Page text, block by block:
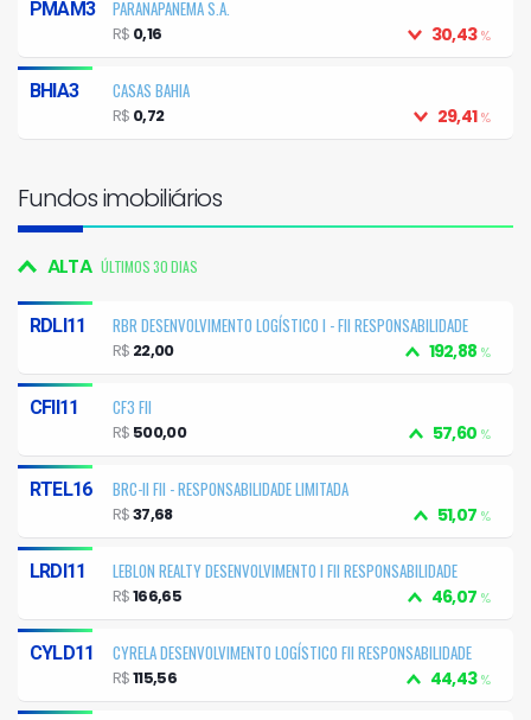
PMAM3
PARANAPANEMA S.A.
30,43%
R$ 0,16
BHIA3
CASAS BAHIA
29,41%
R$ 0,72
Fundos imobiliários
ALTA ÚLTIMOS 30 DIAS
RDLI11
RBR DESENVOLVIMENTO LOGÍSTICO I - FII RESPONSABILIDADE
LIMITADA
192,88 %
R$ 22,00
CFII11
CF3 FII
57,60 %
R$ 500,00
RTEL16
BRC-II FII - RESPONSABILIDADE LIMITADA
51,07 %
R$37,68
LRDI11
LEBLON REALTY DESENVOLVIMENTO I FII RESPONSABILIDADE
LIMITADA
46,07 %
R$166,65
CYLD11
CYRELA DESENVOLVIMENTO LOGÍSTICO FII RESPONSABILIDADE
LIMITADA
44,43%
R$115,56